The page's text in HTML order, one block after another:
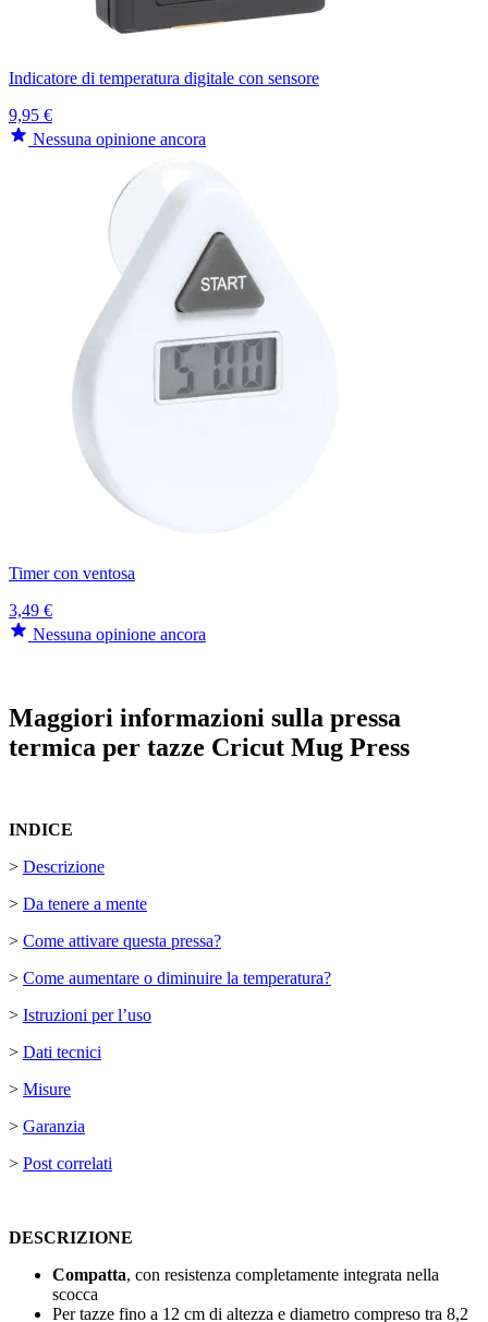
Indicatore di temperatura digitale con sensore
9,95 €
Nessuna opinione ancora
Timer con ventosa
3,49 €
Nessuna opinione ancora
Maggiori informazioni sulla pressa
termica per tazze Cricut Mug Press
INDICE
> Descrizione
> Da tenere a mente
> Come attivare questa pressa?
> Come aumentare o diminuire la temperatura?
> Istruzioni per l’uso
> Dati tecnici
> Misure
> Garanzia
> Post correlati
DESCRIZIONE
Compatta, con resistenza completamente integrata nella
scocca
Per tazze fino a 12 cm di altezza e diametro compreso tra 8,2